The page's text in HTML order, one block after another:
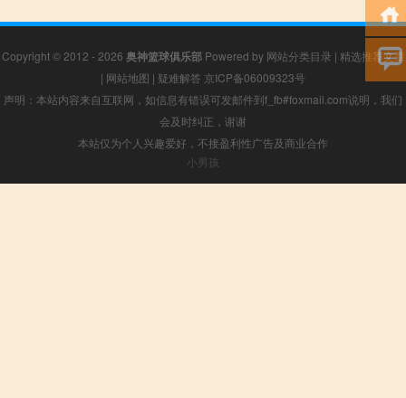
Copyright © 2012 - 2026 奥神篮球俱乐部Powered by 网站分类目录 | 精选推荐文章
| 网站地图 | 疑难解答 京ICP备06009323号
声明：本站内容来自互联网，如信息有错误可发邮件到f_fb#foxmail.com说明，我们
会及时纠正，谢谢
本站仅为个人兴趣爱好，不接盈利性广告及商业合作
小男孩